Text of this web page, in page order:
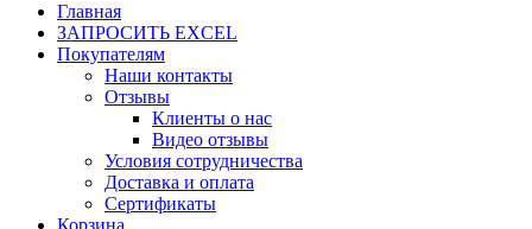
Главная
ЗАПРОСИТЬ EXCEL
Покупателям
Наши контакты
Отзывы
Клиенты о нас
Видео отзывы
Условия сотрудничества
Доставка и оплата
Сертификаты
Корзина